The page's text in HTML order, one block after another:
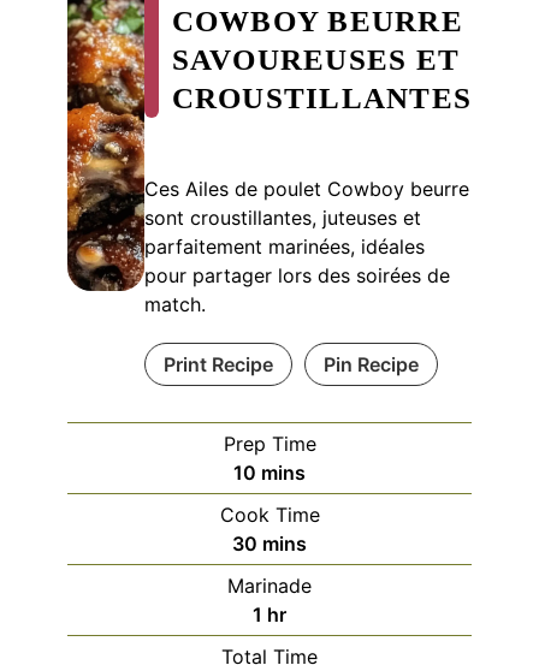
COWBOY BEURRE
SAVOUREUSES ET
CROUSTILLANTES
Ces Ailes de poulet Cowboy beurre
sont croustillantes, juteuses et
parfaitement marinées, idéales
pour partager lors des soirées de
match.
Print Recipe Pin Recipe
Prep Time
10 minutes
mins
Cook Time
30 minutes
mins
Marinade
1 hour
hr
Total Time